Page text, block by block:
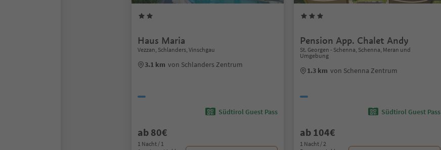
Haus Maria
Vezzan, Schlanders, Vinschgau
3.1 km von Schlanders Zentrum
Südtirol Guest Pass
ab 80€
1 Nacht / 1
Pension App. Chalet Andy
St. Georgen - Schenna, Schenna, Meran und
Umgebung
1.3 km von Schenna Zentrum
Südtirol Guest Pass
ab 104€
1 Nacht / 2